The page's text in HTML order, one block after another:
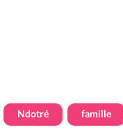
Ndotré famille